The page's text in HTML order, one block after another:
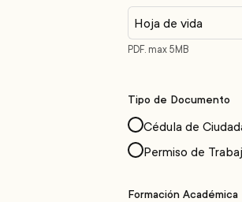
Hoja de vida
PDF. max 5MB
Tipo de Documento
Cédula de
Permiso de
Formación Académica